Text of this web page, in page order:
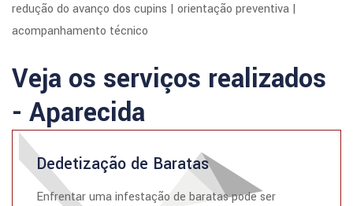
redução do avanço dos cupins | orientação preventiva |
acompanhamento técnico
Veja os serviços realizados
- Aparecida
Dedetização de Baratas
Enfrentar uma infestação de baratas pode ser